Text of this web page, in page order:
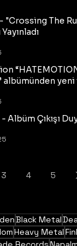
"Crossing The
albümünden
Albüm Çıkışı
3 4 5
Black Metal
Heavy Metal